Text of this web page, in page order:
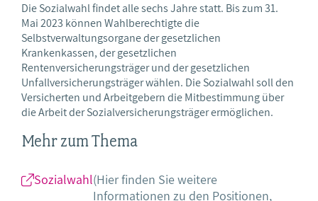
Die Sozialwahl findet alle sechs Jahre statt. Bis zum 31.
Mai 2023 können Wahlberechtigte die
Selbstverwaltungsorgane der gesetzlichen
Krankenkassen, der gesetzlichen
Rentenversicherungsträger und der gesetzlichen
Unfallversicherungsträger wählen. Die Sozialwahl soll den
Versicherten und Arbeitgebern die Mitbestimmung über
die Arbeit der Sozialversicherungsträger ermöglichen.
Mehr zum Thema
Sozialwahl(Hier finden Sie weitere
Informationen zu den Positionen,